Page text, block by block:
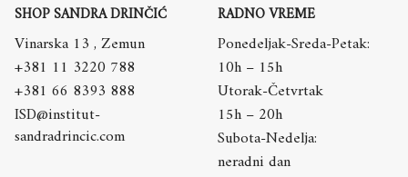
SHOP SANDRA DRINČIĆ
Vinarska 13 , Zemun
+381 11 3220 788
+381 66 8393 888
ISD@institut-
sandradrincic.com
RADNO VREME
Ponedeljak-Sreda-Petak:
10h – 15h
Utorak-Četvrtak
15h – 20h
Subota-Nedelja:
neradni dan